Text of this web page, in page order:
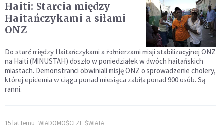
Haiti: Starcia między
Haitańczykami a siłami
ONZ
Do starć między Haitańczykami a żołnierzami misji stabilizacyjnej ONZ
na Haiti (MINUSTAH) doszło w poniedziałek w dwóch haitańskich
miastach. Demonstranci obwiniali misję ONZ o sprowadzenie cholery,
której epidemia w ciągu ponad miesiąca zabiła ponad 900 osób. Są
ranni.
15 lat temu WIADOMOŚCI ZE ŚWIATA